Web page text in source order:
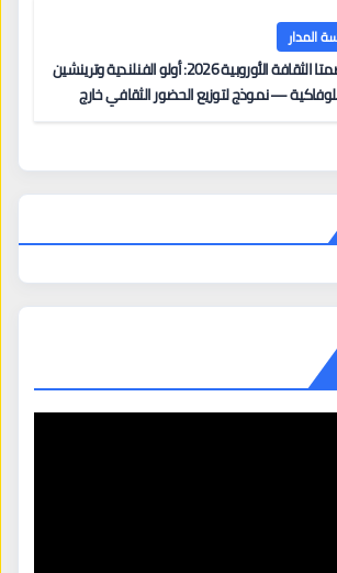
المدار
عاصمتا الثقافة الأوروبية 2026: أولو الفنلندية وترينشين
— نموذج لتوزيع الحضور الثقافي خارج